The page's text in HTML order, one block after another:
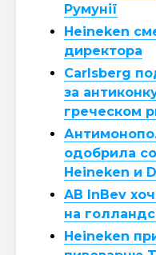
Румунії
Heineken
директора
Carlsberg
за
греческом
одобрила
Heineken и
AB InBev
на
Heineken